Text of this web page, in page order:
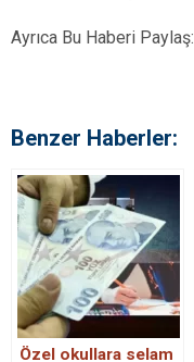
Ayrıca Bu Haberi Paylaş:
Benzer Haberler:
Özel okullara selam